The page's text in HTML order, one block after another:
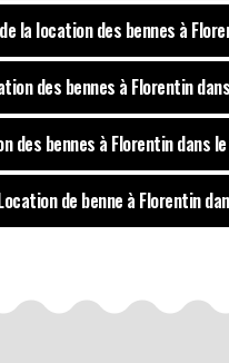
la location des bennes à
des bennes à Florentin
des bennes à Florentin dans
de benne à Florentin